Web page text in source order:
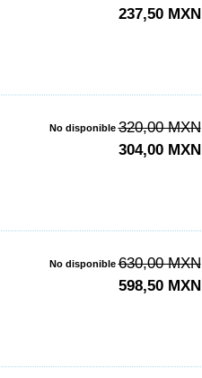
237,50 MXN
No disponible 320,00 MXN
304,00 MXN
No disponible 630,00 MXN
598,50 MXN